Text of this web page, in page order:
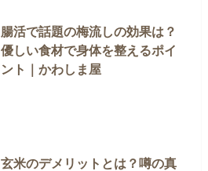
腸活で話題の梅流しの効果は？
優しい食材で身体を整えるポイ
ント｜かわしま屋
玄米のデメリットとは？噂の真